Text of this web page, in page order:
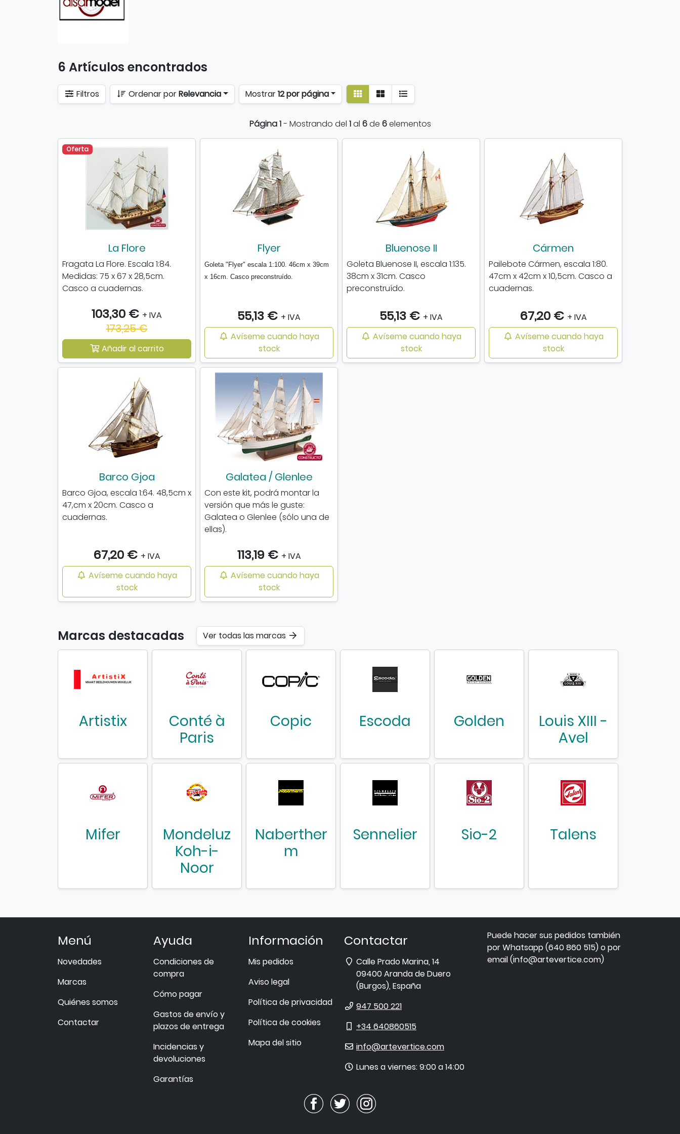
6 Artículos encontrados
Filtros Ordenar porRelevancia Mostrar12 por página
detallelistado
Página 1- Mostrando del 1al 6de 6elementos
Oferta
La Flore
Fragata La Flore. Escala 1:84.
Medidas: 75 x 67 x 28,5cm.
Casco a cuadernas.
103,30 € + IVA
173,25 €
Añadir al carrito
Flyer
Goleta "Flyer" escala 1:100. 46cm x 39cm
x 16cm. Casco preconstruído.
55,13 € + IVA
Avíseme cuando haya
stock
Bluenose II
Goleta Bluenose II, escala 1:135.
38cm x 31cm. Casco
preconstruído.
55,13 € + IVA
Avíseme cuando haya
stock
Cármen
Pailebote Cármen, escala 1:80.
47cm x 42cm x 10,5cm. Casco a
cuadernas.
67,20 € + IVA
Avíseme cuando haya
stock
Barco Gjoa
Barco Gjoa, escala 1:64. 48,5cm x
47,cm x 20cm. Casco a
cuadernas.
67,20 € + IVA
Avíseme cuando haya
stock
Galatea / Glenlee
Con este kit, podrá montar la
versión que más le guste:
Galatea o Glenlee (sólo una de
ellas).
113,19 € + IVA
Avíseme cuando haya
stock
Marcas destacadas Ver todas las marcas
Artistix
Conté à
Paris
Copic Escoda Golden
Louis XIII -
Avel
Mifer
Mondeluz
Koh-i-
Noor
Naberther
m
Sennelier Sio-2 Talens
Menú
Novedades
Marcas
Quiénes somos
Contactar
Ayuda
Condiciones de
compra
Cómo pagar
Gastos de envío y
plazos de entrega
Incidencias y
devoluciones
Garantías
Información
Mis pedidos
Aviso legal
Política de privacidad
Política de cookies
Mapa del sitio
Contactar
Dirección
Calle Prado Marina, 14
09400Aranda de Duero
(Burgos), España
Teléfono
947 500 221
Móvil
+34 640860515
E-
info@artevertice.com
Horario
Lunes a viernes: 9:00 a 14:00
Puede hacer sus pedidos también
por Whatsapp (640 860 515) o por
email (info@artevertice.com)